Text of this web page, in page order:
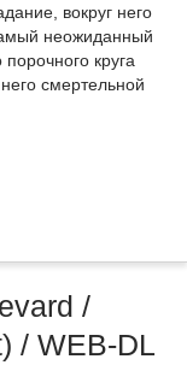
вокруг него
неожиданный
круга
смертельной
/
/ WEB-DL